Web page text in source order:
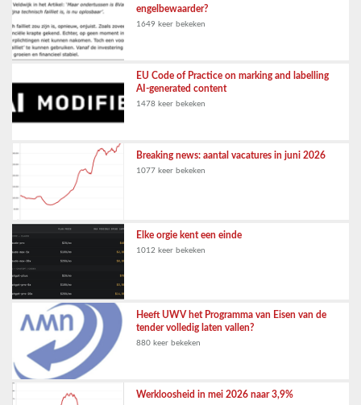
engelbewaarder?
1649 keer bekeken
EU Code of Practice on marking and labelling
AI-generated content
1478 keer bekeken
Breaking news: aantal vacatures in juni 2026
1077 keer bekeken
Elke orgie kent een einde
1012 keer bekeken
Heeft UWV het Programma van Eisen van de
tender volledig laten vallen?
880 keer bekeken
Werkloosheid in mei 2026 naar 3,9%